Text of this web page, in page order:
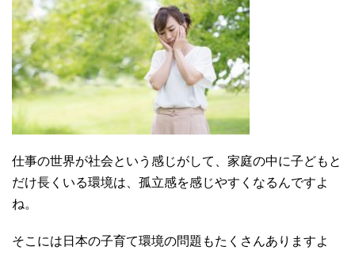
仕事の世界が社会という感じがして、家庭の中に子どもと
だけ長くいる環境は、孤立感を感じやすくなるんですよ
ね。
そこには日本の子育て環境の問題もたくさんありますよ